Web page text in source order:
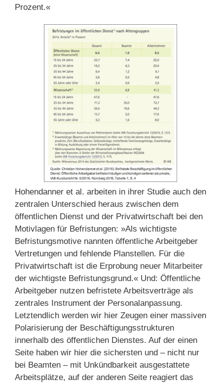
Prozent.«
Hohendanner et al. arbeiten in ihrer Studie auch den
zentralen Unterschied heraus zwischen dem
öffentlichen Dienst und der Privatwirtschaft bei den
Motivlagen für Befristungen: »Als wichtigste
Befristungsmotive nannten öffentliche Arbeitgeber
Vertretungen und fehlende Planstellen. Für die
Privatwirtschaft ist die Erprobung neuer Mitarbeiter
der wichtigste Befristungsgrund.« Und: Öffentliche
Arbeitgeber nutzen befristete Arbeitsverträge als
zentrales Instrument der Personalanpassung.
Letztendlich werden wir hier Zeugen einer massiven
Polarisierung der Beschäftigungsstrukturen
innerhalb des öffentlichen Dienstes. Auf der einen
Seite haben wir hier die sichersten und – nicht nur
bei Beamten – mit Unkündbarkeit ausgestattete
Arbeitsplätze, auf der anderen Seite reagiert das